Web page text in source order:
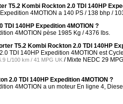
T5.2 Kombi Rockton 2.0 TDI 140HP
4MOTION a 140 PS / 138 bhp /
140HP Expedition 4MOTION ?
4MOTION pèse 1985 Kg / 4376 lbs.
T5.2 Kombi Rockton 2.0 TDI 140HP
TDI 140HP Expedition 4MOTION est
L/100 km / 41 MPG UK / Mixte NEDC 29
2.0 TDI 140HP Expedition 4MOTION ?
4MOTION a un moteur En ligne 4,